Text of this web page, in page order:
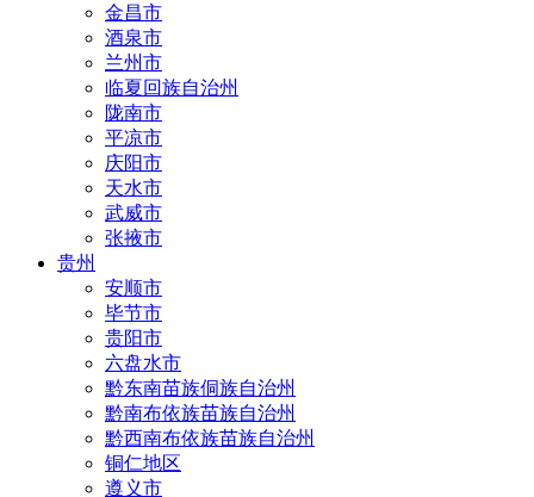
金昌市
酒泉市
兰州市
临夏回族自治州
陇南市
平凉市
庆阳市
天水市
武威市
张掖市
贵州
安顺市
毕节市
贵阳市
六盘水市
黔东南苗族侗族自治州
黔南布依族苗族自治州
黔西南布依族苗族自治州
铜仁地区
遵义市